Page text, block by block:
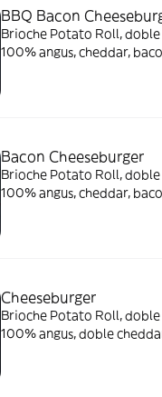
BBQ Bacon
Brioche Potato Roll,
100% angus, cheddar,
Bacon Cheeseburger
Brioche Potato Roll,
100% angus, cheddar,
Cheeseburger
Brioche Potato Roll,
100% angus, doble